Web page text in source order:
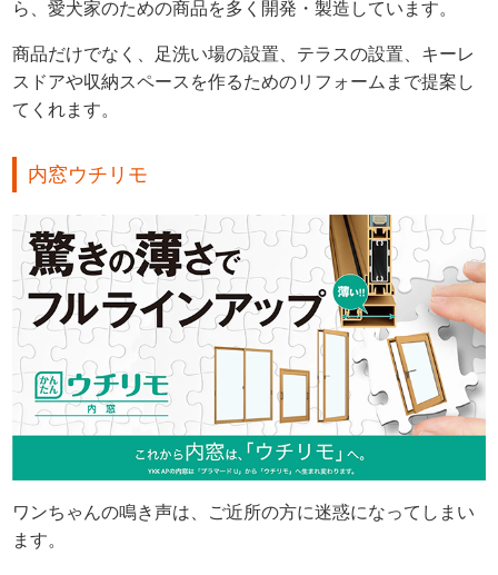
ら、愛犬家のための商品を多く開発・製造しています。
商品だけでなく、足洗い場の設置、テラスの設置、キーレ
スドアや収納スペースを作るためのリフォームまで提案し
てくれます。
内窓ウチリモ
ワンちゃんの鳴き声は、ご近所の方に迷惑になってしまい
ます。